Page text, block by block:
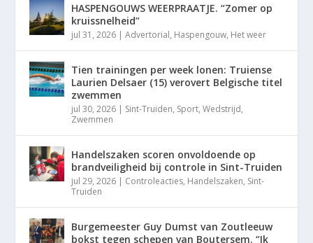
HASPENGOUWS WEERPRAATJE. “Zomer op
kruissnelheid”
jul 31, 2026 |Advertorial, Haspengouw, Het weer
Tien trainingen per week lonen: Truiense
Laurien Delsaer (15) verovert Belgische titel
zwemmen
jul 30, 2026 | Sint-Truiden, Sport,Wedstrijd,
Zwemmen
Handelszaken scoren onvoldoende op
brandveiligheid bij controle in Sint-Truiden
jul 29, 2026 | Controleacties, Handelszaken, Sint-
Truiden
Burgemeester Guy Dumst van Zoutleeuw
bokst tegen schepen van Boutersem. “Ik